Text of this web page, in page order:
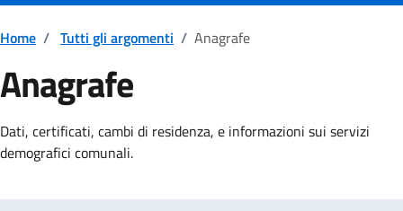
Home / Tutti gli argomenti / Anagrafe
Anagrafe
Dettagli della notizia
Dati, certificati, cambi di residenza, e informazioni sui servizi
demografici comunali.